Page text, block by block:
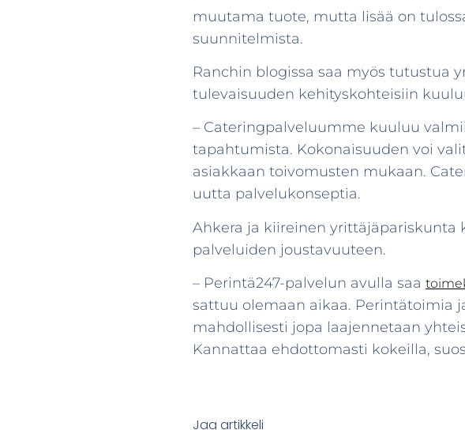
muutama tuote, mutta lisää on
suunnitelmista.
Ranchin blogissa saa myös tutustua
tulevaisuuden kehityskohteisiin
– Cateringpalveluumme kuuluu
tapahtumista. Kokonaisuuden voi
asiakkaan toivomusten mukaan.
uutta palvelukonseptia.
Ahkera ja kiireinen
palveluiden joustavuuteen.
– Perintä247-palvelun avulla saa
sattuu olemaan aikaa. Perintätoimia
mahdollisesti jopa laajennetaan
Kannattaa ehdottomasti kokeilla,
Jaa artikkeli